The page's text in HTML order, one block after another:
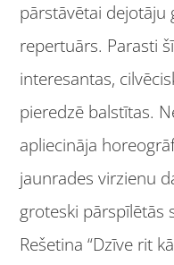
pārstāvētai dejotāju
repertuārs. Parasti
interesantas,
pieredzē balstītas.
apliecināja
jaunrades virzienu
groteski pārspīlētās
Rešetina “Dzīve rit